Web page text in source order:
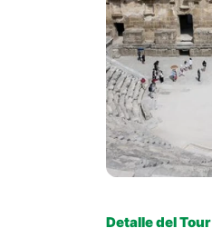
Detalle del Tour